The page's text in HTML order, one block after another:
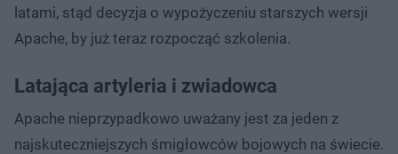
latami, stąd decyzja o wypożyczeniu starszych wersji
Apache, by już teraz rozpocząć szkolenia.
Latająca artyleria i zwiadowca
Apache nieprzypadkowo uważany jest za jeden z
najskuteczniejszych śmigłowców bojowych na świecie.